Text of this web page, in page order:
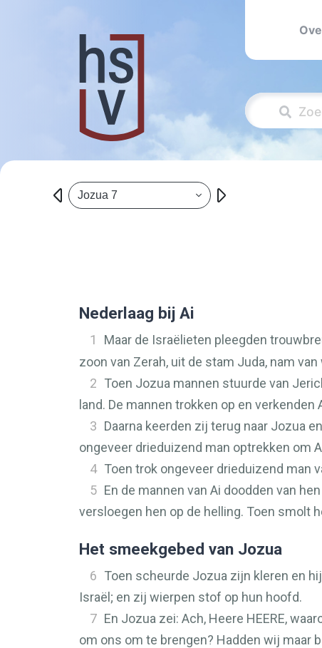
Jozua 7
Nederlaag bij Ai
1 Maar de Israëlieten pleegden
zoon van Zerah, uit de stam Juda, nam
2 Toen Jozua mannen stuurde van
land. De mannen trokken op en verkenden
3 Daarna keerden zij terug naar Jozua
ongeveer drieduizend man optrekken om
4 Toen trok ongeveer drieduizend man
5 En de mannen van Ai doodden van
versloegen hen op de helling. Toen smolt
Het smeekgebed van Jozua
6 Toen scheurde Jozua zijn kleren en
Israël; en zij wierpen stof op hun hoofd.
7 En Jozua zei: Ach, Heere HEERE,
om ons om te brengen? Hadden wij maar